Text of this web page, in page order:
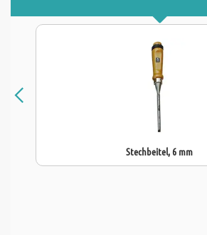
Stechbeitel, 6 mm